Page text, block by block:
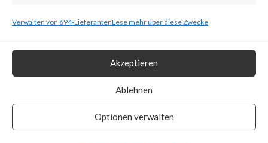
Verwalten von 694-LieferantenLese mehr über diese Zwecke
Akzeptieren
Ablehnen
Optionen verwalten
actively being exploited in the
wild. FortiGuard Labs strongly
recommends users to apply
patches as soon as they are
made available and track vendor